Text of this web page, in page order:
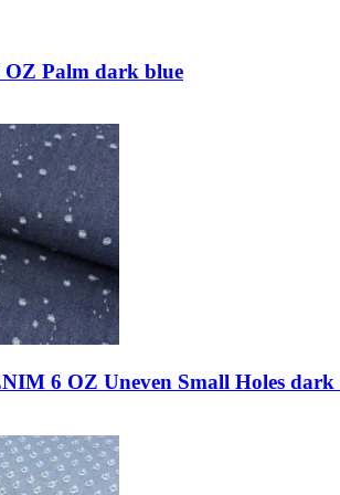
OZ Palm dark blue
6 OZ Uneven Small Holes dark